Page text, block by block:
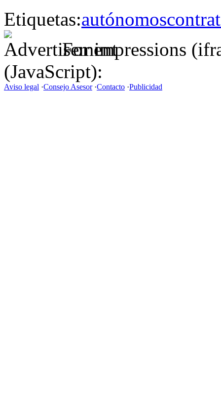
Etiquetas:autónomos
For impressions
(JavaScript):
Aviso legal ·Consejo Asesor·Contacto ·Publicidad